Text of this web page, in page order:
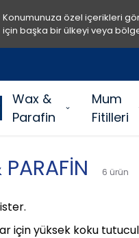
Konumunuza özel içerikleri
için başka bir ülkeyi veya
Wax &
Parafin
Mum
Fitilleri
6 ürün
için yüksek koku